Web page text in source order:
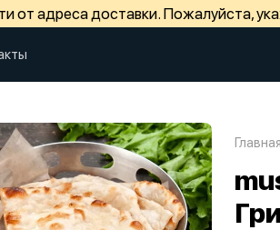
от адреса доставки. Пожалуйста,